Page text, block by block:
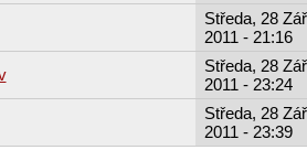
Středa, 28
2011 - 21:16
Středa, 28
2011 - 23:24
Středa, 28
2011 - 23:39